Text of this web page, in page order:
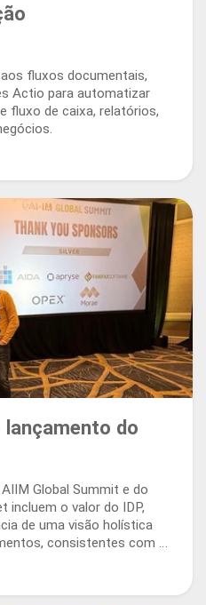
fluxos documentais,
Actio para automatizar
fluxo de caixa, relatórios,
do
Global Summit e do
incluem o valor do IDP,
de uma visão holística
consistentes com o